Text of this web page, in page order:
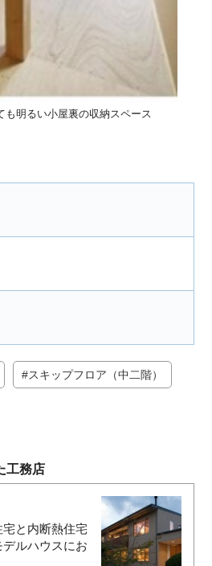
も明るい小屋裏の収納スペース
スキップフロア（中二階）
工務店
と内断熱住宅
ルハウスにお